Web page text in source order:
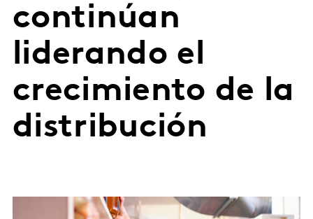
continúan
liderando el
crecimiento de la
distribución